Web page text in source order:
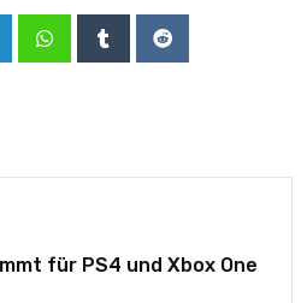
für PS4 und Xbox One